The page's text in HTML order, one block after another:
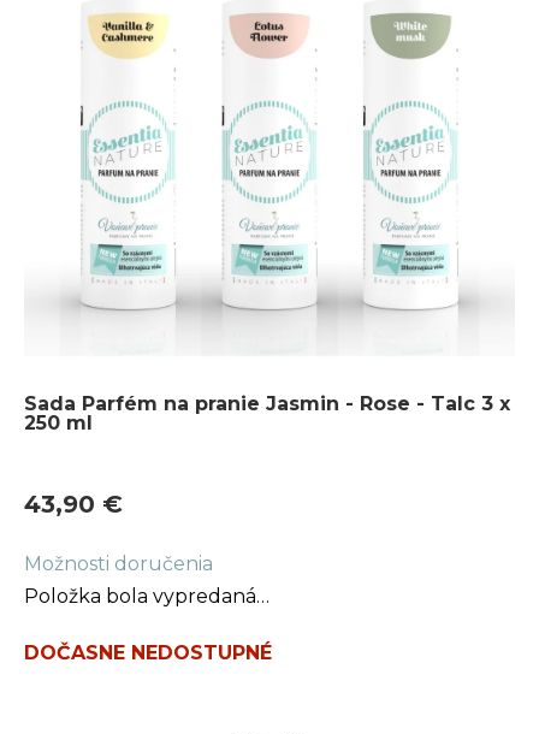
Sada Parfém na pranie Jasmin - Rose - Talc 3 x
250 ml
43,90 €
cena:
DOČASNE NEDOSTUPNÉ
Možnosti doručenia
Položka bola vypredaná…